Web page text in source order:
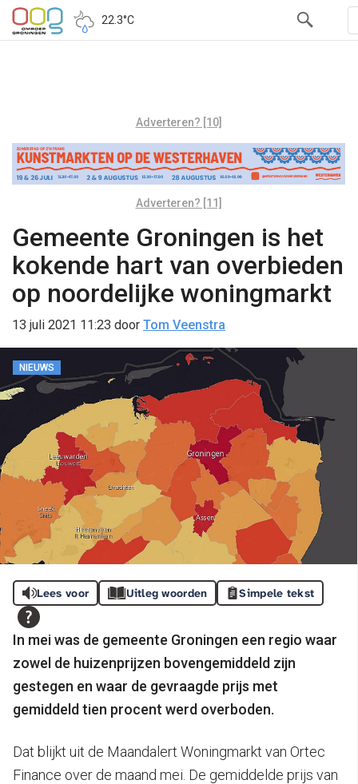
22.3°C
Adverteren? [10]
Adverteren? [11]
Gemeente Groningen is het
kokende hart van overbieden
op noordelijke woningmarkt
13 juli 2021 11:23 door Tom Veenstra
NIEUWS
Lees voor Uitleg woorden Simpele tekst
In mei was de gemeente Groningen een regio waar
zowel de huizenprijzen bovengemiddeld zijn
gestegen en waar de gevraagde prijs met
gemiddeld tien procent werd overboden.
Dat blijkt uit de Maandalert Woningmarkt van Ortec
Finance over de maand mei. De gemiddelde prijs van